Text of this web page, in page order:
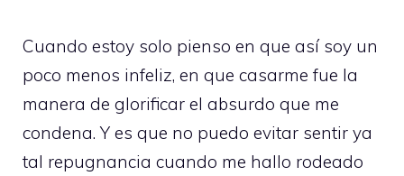
Cuando estoy solo pienso en que así soy un
poco menos infeliz, en que casarme fue la
manera de glorificar el absurdo que me
condena. Y es que no puedo evitar sentir ya
tal repugnancia cuando me hallo rodeado